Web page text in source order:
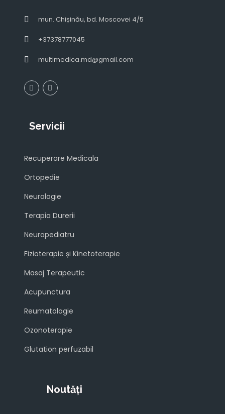
mun. Chișinău, bd. Moscovei 4/5
+37378777045
multimedica.md@gmail.com
Servicii
Recuperare Medicala
Ortopedie
Neurologie
Terapia Durerii
Neuropediatru
Fizioterapie și Kinetoterapie
Masaj Terapeutic
Acupunctura
Reumatologie
Ozonoterapie
Glutation perfuzabil
Noutăți